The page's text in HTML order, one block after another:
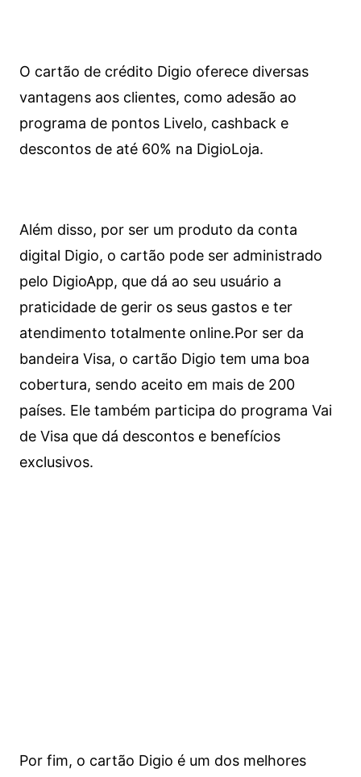
O cartão de crédito Digio oferece diversas
vantagens aos clientes, como adesão ao
programa de pontos Livelo, cashback e
descontos de até 60% na DigioLoja.
Além disso, por ser um produto da conta
digital Digio, o cartão pode ser administrado
pelo DigioApp, que dá ao seu usuário a
praticidade de gerir os seus gastos e ter
atendimento totalmente online.Por ser da
bandeira Visa, o cartão Digio tem uma boa
cobertura, sendo aceito em mais de 200
países. Ele também participa do programa Vai
de Visa que dá descontos e benefícios
exclusivos.
Por fim, o cartão Digio é um dos melhores